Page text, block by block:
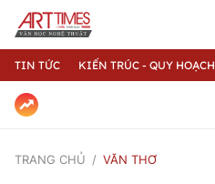
TIN TỨC KIẾN TRÚC - QUY HOẠCH
TRANG CHỦ VĂN THƠ